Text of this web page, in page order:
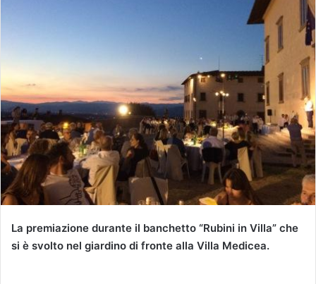
La premiazione durante il banchetto “Rubini in Villa” che
si è svolto nel giardino di fronte alla Villa Medicea.